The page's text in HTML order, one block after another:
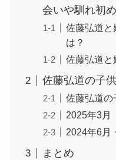
会いや馴れ初
佐藤弘道と
は？
佐藤弘道と
佐藤弘道の子
佐藤弘道の
2025年3月
2024年6月
まとめ